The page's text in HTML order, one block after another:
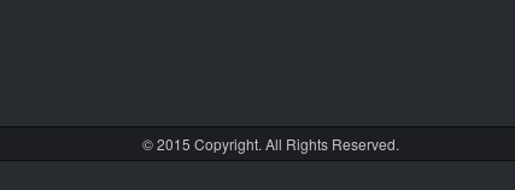
© 2015 Copyright. All Rights Reserved.